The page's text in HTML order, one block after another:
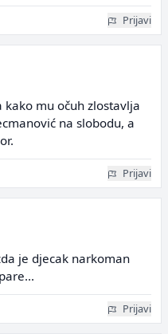
Prijavi
mu očuh zlostavlja
na slobodu, a
Prijavi
je djecak narkoman
Prijavi